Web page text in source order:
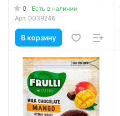
0
Есть в наличии
Арт. 0039246
В корзину